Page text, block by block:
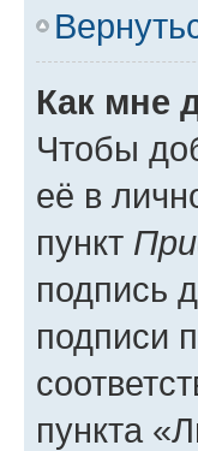
Как мне
Чтобы
её в
пункт
подпись
подписи
пункта